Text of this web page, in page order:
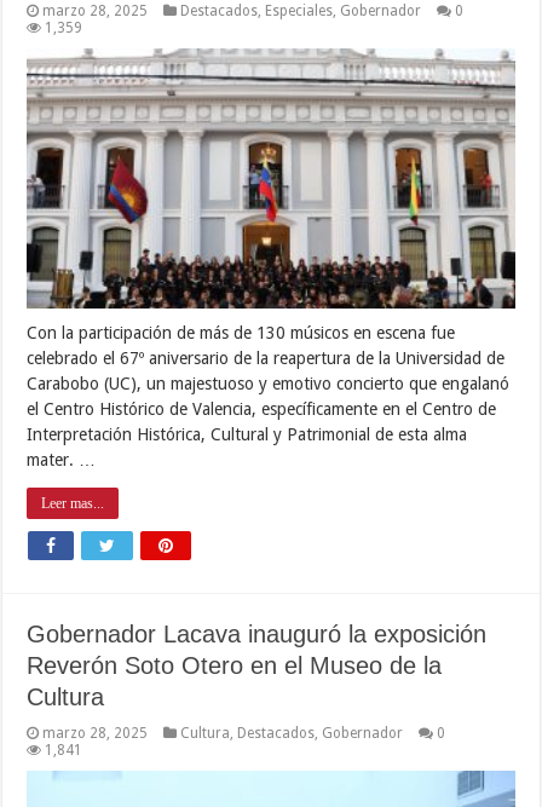
marzo 28, 2025 Destacados, Especiales, Gobernador
0
1,359
Con la participación de más de 130 músicos en escena fue
celebrado el 67º aniversario de la reapertura de la Universidad de
Carabobo (UC), un majestuoso y emotivo concierto que engalanó
el Centro Histórico de Valencia, específicamente en el Centro de
Interpretación Histórica, Cultural y Patrimonial de esta alma
mater. …
Leer mas...
Gobernador Lacava inauguró la exposición
Reverón Soto Otero en el Museo de la
Cultura
marzo 28, 2025 Cultura Destacados Gobernador
0
1,841